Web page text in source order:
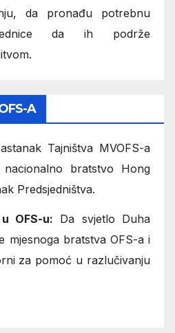
da pronađu potrebnu
da ih podrže
A
Tajništva MVOFS-a
bratstvo Hong
Predsjedništva.
OFS-u: Da svjetlo Duha
mjesnoga bratstva OFS-a i
za pomoć u razlučivanju